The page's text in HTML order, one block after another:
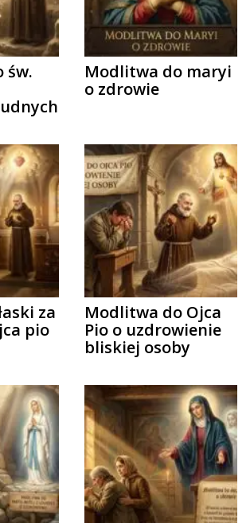
św.
Modlitwa do maryi
o zdrowie
za
pio
Modlitwa do Ojca
Pio o uzdrowienie
bliskiej osoby